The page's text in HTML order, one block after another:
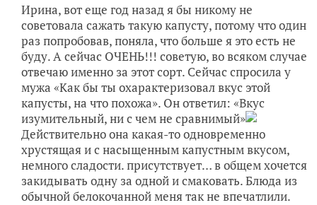
Ирина, вот еще год назад я бы никому не
советовала сажать такую капусту, потому что один
раз попробовав, поняла, что больше я это есть не
буду. А сейчас ОЧЕНЬ!!! советую, во всяком случае
отвечаю именно за этот сорт. Сейчас спросила у
мужа «Как бы ты охарактеризовал вкус этой
капусты, на что похожа». Он ответил: «Вкус
изумительный, ни с чем не сравнимый»
Действительно она какая-то одновременно
хрустящая и с насыщенным капустным вкусом,
немного сладости. присутствует… в общем хочется
закидывать одну за одной и смаковать. Блюда из
обычной белокочанной меня так не впечатлили.